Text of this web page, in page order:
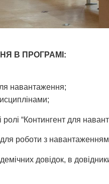
В ПРОГРАМІ:
навантаження;
ролі “Контингент для
роботи з
довідок, в